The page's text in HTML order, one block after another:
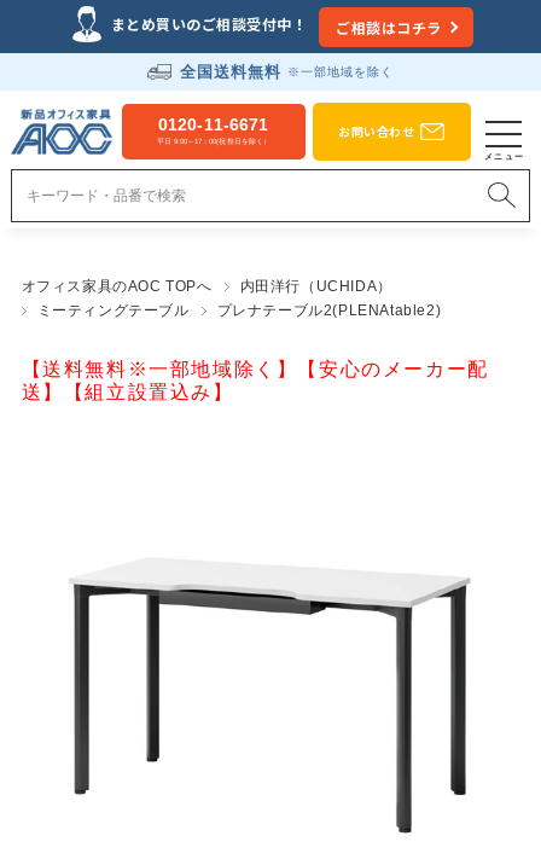
まとめ買いのご相談受付中！ ご相談はコチラ
全国送料無料 ※一部地域を除く
0120-11-6671
平日 9:00～17：00(祝祭日を除く）
お問い合わせ
オフィス家具のAOC TOPへ
内田洋行（UCHIDA）
ミーティングテーブル
プレナテーブル2(PLENAtable2)
【送料無料※一部地域除く】【安心のメーカー配
送】【組立設置込み】